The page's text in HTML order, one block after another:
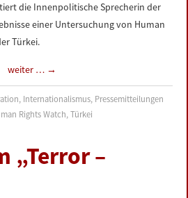
die Innenpolitische Sprecherin der
einer Untersuchung von Human
Türkei.
weiter … →
, Internationalismus, Pressemitteilungen
Rights Watch, Türkei
„Terror –